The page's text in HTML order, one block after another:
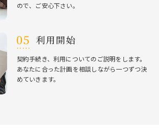
ので、ご安⼼下さい。
利⽤開始
契約⼿続き、利⽤についてのご説明をします。
あなたに合った計画を相談しながら⼀つずつ決
めていきます。